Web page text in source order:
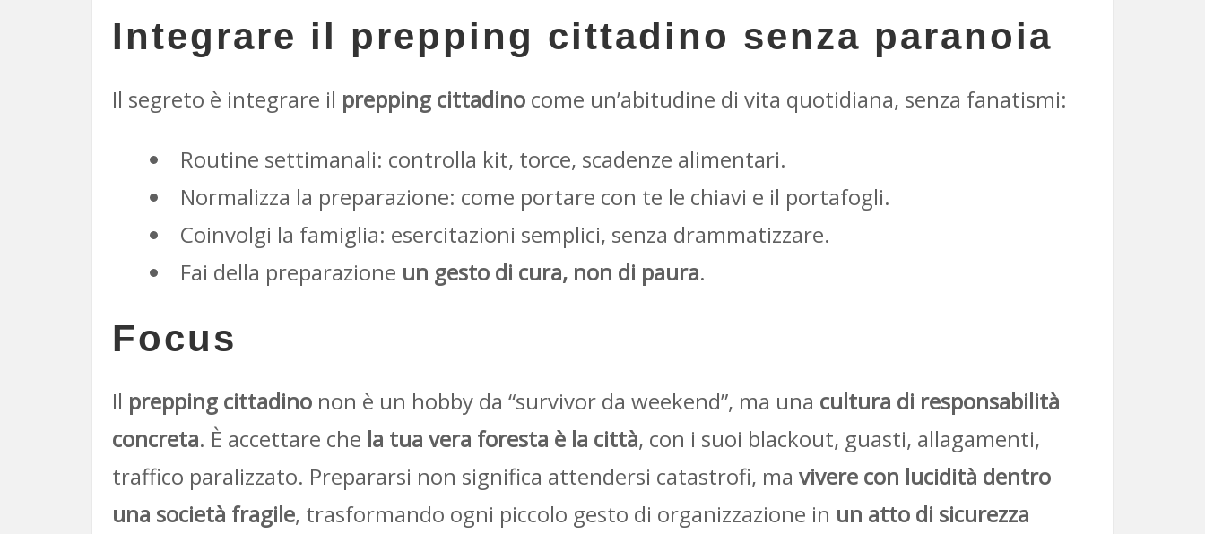
Integrare il prepping cittadino senza paranoia
Il segreto è integrare il prepping cittadino come un’abitudine di vita quotidiana, senza fanatismi:
Routine settimanali: controlla kit, torce, scadenze alimentari.
Normalizza la preparazione: come portare con te le chiavi e il portafogli.
Coinvolgi la famiglia: esercitazioni semplici, senza drammatizzare.
Fai della preparazione un gesto di cura, non di paura.
Focus
Il prepping cittadino non è un hobby da “survivor da weekend”, ma una cultura di responsabilità
concreta. È accettare che la tua vera foresta è la città, con i suoi blackout, guasti, allagamenti,
traffico paralizzato. Prepararsi non significa attendersi catastrofi, ma vivere con lucidità dentro
una società fragile, trasformando ogni piccolo gesto di organizzazione in un atto di sicurezza